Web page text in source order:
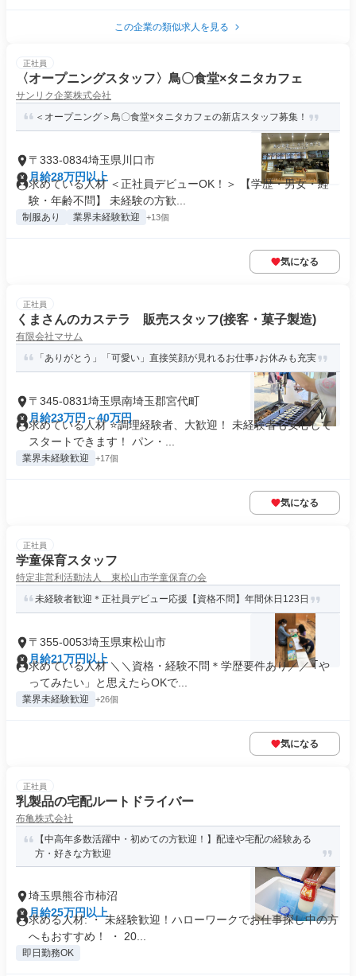
この企業の類似求人を見る
正社員
〈オープニングスタッフ〉鳥〇食堂×タニタカフェ
サンリク企業株式会社
＜オープニング＞鳥〇食堂×タニタカフェの新店スタッフ募集！
〒333-0834埼玉県川口市
月給28万円以上
求めている人材 ＜正社員デビューOK！＞ 【学歴・男女・経
験・年齢不問】 未経験の方歓...
制服あり 業界未経験歓迎 +13個
気になる
正社員
くまさんのカステラ 販売スタッフ(接客・菓子製造)
有限会社マサム
「ありがとう」「可愛い」直接笑顔が見れるお仕事♪お休みも充実
〒345-0831埼玉県南埼玉郡宮代町
月給23万円～40万円
求めている人材 ⭐調理経験者、大歓迎！ 未経験者も安心して
スタートできます！ パン・...
業界未経験歓迎 +17個
気になる
正社員
学童保育スタッフ
特定非営利活動法人 東松山市学童保育の会
未経験者歓迎＊正社員デビュー応援【資格不問】年間休日123日
〒355-0053埼玉県東松山市
月給21万円以上
求めている人材 ＼＼資格・経験不問＊学歴要件あり／／ ｢や
ってみたい」と思えたらOKで...
業界未経験歓迎 +26個
気になる
正社員
乳製品の宅配ルートドライバー
布亀株式会社
【中高年多数活躍中・初めての方歓迎！】配達や宅配の経験ある
方・好きな方歓迎
埼玉県熊谷市柿沼
月給25万円以上
求める人材: ・ 未経験歓迎！ハローワークでお仕事探し中の方
へもおすすめ！ ・ 20...
即日勤務OK